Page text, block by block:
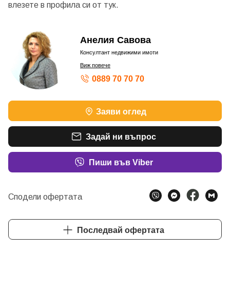
влезете в профила си от тук.
Анелия Савова
Консултант недвижими имоти
Виж повече
0889 70 70 70
Заяви оглед
Задай ни въпрос
Пиши във Viber
Сподели офертата
Последвай офертата